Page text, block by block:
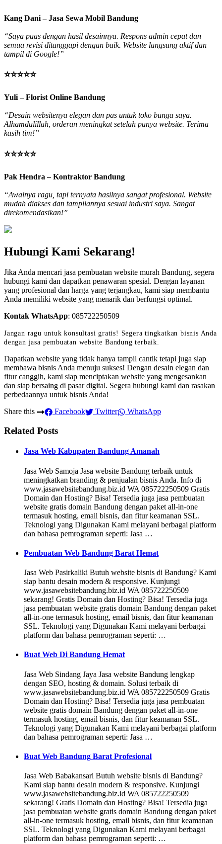
Kang Dani – Jasa Sewa Mobil Bandung
“Saya puas dengan hasil desainnya. Respons admin cepat dan
semua revisi ditanggapi dengan baik. Website langsung aktif dan
tampil di Google!”
⭐⭐⭐⭐⭐
Yuli – Florist Online Bandung
“Desain websitenya elegan dan pas untuk toko bunga saya.
Alhamdulillah, orderan meningkat setelah punya website. Terima
kasih tim!”
⭐⭐⭐⭐⭐
Pak Hendra – Kontraktor Bandung
“Awalnya ragu, tapi ternyata hasilnya sangat profesional. Website
mudah diakses dan tampilannya sesuai industri saya. Sangat
direkomendasikan!”
Hubungi Kami Sekarang!
Jika Anda mencari jasa pembuatan website murah Bandung, segera
hubungi kami dan dapatkan penawaran spesial. Dengan layanan
yang profesional dan harga yang terjangkau, kami siap membantu
Anda memiliki website yang menarik dan berfungsi optimal.
Kontak WhatsApp: 085722250509
Jangan ragu untuk konsultasi gratis! Segera tingkatkan bisnis Anda
dengan jasa pembuatan website Bandung terbaik.
Dapatkan website yang tidak hanya tampil cantik tetapi juga siap
membawa bisnis Anda menuju sukses! Dengan desain elegan dan
fitur canggih, kami siap menciptakan website yang mengesankan
dan siap bersaing di pasar digital. Segera hubungi kami dan rasakan
perbedaannya untuk bisnis Anda!
Share this
Facebook Twitter WhatsApp
Related Posts
Jasa Web Kabupaten Bandung Amanah
Jasa Web Samoja Jasa website Bandung terbaik untuk
meningkatkan branding & penjualan bisnis Anda. Info di
www.jasawebsitebandung.biz.id WA 085722250509 Gratis
Domain dan Hosting? Bisa! Tersedia juga jasa pembuatan
website gratis domain Bandung dengan paket all-in-one
termasuk hosting, email bisnis, dan fitur keamanan SSL.
Teknologi yang Digunakan Kami melayani berbagai platform
dan bahasa pemrograman seperti: Jasa …
Pembuatan Web Bandung Barat Hemat
Jasa Web Pasirkaliki Butuh website bisnis di Bandung? Kami
siap bantu desain modern & responsive. Kunjungi
www.jasawebsitebandung.biz.id WA 085722250509
sekarang! Gratis Domain dan Hosting? Bisa! Tersedia juga
jasa pembuatan website gratis domain Bandung dengan paket
all-in-one termasuk hosting, email bisnis, dan fitur keamanan
SSL. Teknologi yang Digunakan Kami melayani berbagai
platform dan bahasa pemrograman seperti: …
Buat Web Di Bandung Hemat
Jasa Web Sindang Jaya Jasa website Bandung lengkap
dengan SEO, hosting & domain. Solusi terbaik di
www.jasawebsitebandung.biz.id WA 085722250509 Gratis
Domain dan Hosting? Bisa! Tersedia juga jasa pembuatan
website gratis domain Bandung dengan paket all-in-one
termasuk hosting, email bisnis, dan fitur keamanan SSL.
Teknologi yang Digunakan Kami melayani berbagai platform
dan bahasa pemrograman seperti: Jasa …
Buat Web Bandung Barat Profesional
Jasa Web Babakansari Butuh website bisnis di Bandung?
Kami siap bantu desain modern & responsive. Kunjungi
www.jasawebsitebandung.biz.id WA 085722250509
sekarang! Gratis Domain dan Hosting? Bisa! Tersedia juga
jasa pembuatan website gratis domain Bandung dengan paket
all-in-one termasuk hosting, email bisnis, dan fitur keamanan
SSL. Teknologi yang Digunakan Kami melayani berbagai
platform dan bahasa pemrograman seperti: …